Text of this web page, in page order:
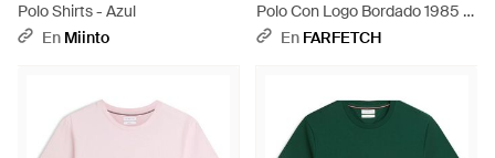
Polo Shirts - Azul
En Miinto
Polo Con Logo Bordado 1985 -
Amarillo
En FARFETCH